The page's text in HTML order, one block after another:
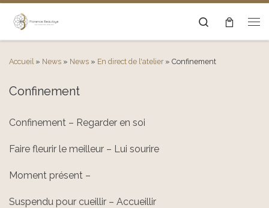
Passer au contenu Search
Accueil » News » News » En direct de l'atelier » Confinement
Confinement
Confinement – Regarder en soi
Faire fleurir le meilleur – Lui sourire
Moment présent –
Suspendu pour cueillir – Accueillir